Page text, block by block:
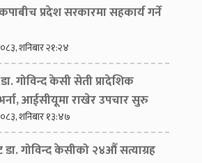
प्रदेश सरकारमा सहकार्य गर्ने
शनिबार २१:२४
गोविन्द केसी सेती प्रादेशिक
आईसीयूमा राखेर उपचार सुरु
शनिबार १३:४७
डा. गोविन्द केसीको २४औँ सत्याग्रह